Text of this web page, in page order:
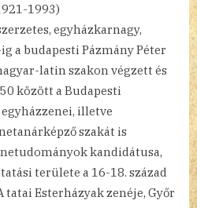
1993)
egyházkarnagy,
a budapesti Pázmány Péter
latin szakon végzett és
között a Budapesti
illetve
szakát is
kandidátusa,
területe a 16-18. század
Esterházyak zenéje, Győr